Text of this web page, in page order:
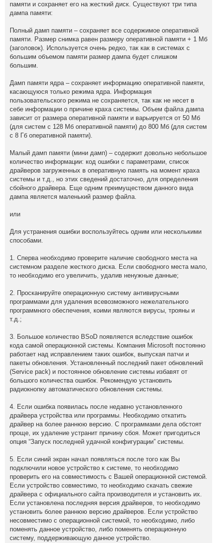
памяти и сохраняет его на жесткий диск. Существуют три типа
дампа памяти:
Полный дамп памяти – сохраняет все содержимое оперативной
памяти. Размер снимка равен размеру оперативной памяти + 1 Мб
(заголовок). Используется очень редко, так как в системах с
большим объемом памяти размер дампа будет слишком
большим.
Дамп памяти ядра – сохраняет информацию оперативной памяти,
касающуюся только режима ядра. Информация
пользовательского режима не сохраняется, так как не несет в
себе информации о причине краха системы. Объем файла дампа
зависит от размера оперативной памяти и варьируется от 50 Мб
(для систем с 128 Мб оперативной памяти) до 800 Мб (для систем
с 8 Гб оперативной памяти).
Малый дамп памяти (мини дамп) – содержит довольно небольшое
количество информации: код ошибки с параметрами, список
драйверов загруженных в оперативную память на момент краха
системы и т.д., но этих сведений достаточно, для определения
сбойного драйвера. Еще одним преимуществом данного вида
дампа является маленький размер файла.
или
Для устранения ошибки воспользуйтесь одним или несколькими
способами.
1. Сперва необходимо проверите наличие свободного места на
системном разделе жесткого диска. Если свободного места мало,
то необходимо его увеличить, удалив ненужные данные;
2. Просканируйте операционную систему антивирусными
программами для удаления всевозможного нежелательного
программного обеспечения, коими являются вирусы, трояны и
т.д.;
3. Большое количество BSoD появляется вследствие ошибок
кода самой операционной системы. Компания Microsoft постоянно
работает над исправлением таких ошибок, выпуская патчи и
пакеты обновления. Установленный последний пакет обновлений
(Service pack) и постоянное обновление системы избавят от
большого количества ошибок. Рекомендую установить
радиокнопку автоматического обновления системы.
4. Если ошибка появилась после недавно установленного
драйвера устройства или программы. Необходимо откатить
драйвер на более раннюю версию. С программами дела обстоят
проще, их удаление устранит причину сбоя. Может пригодиться
опция “Запуск последней удачной конфигурации” системы.
5. Если синий экран начал появляться после того как Вы
подключили новое устройство к системе, то необходимо
проверить его на совместимость с Вашей операционной системой.
Если устройство совместимо, то необходимо скачать свежие
драйвера с официального сайта производителя и установить их.
Если установлена последняя версия драйверов, то необходимо
установить более раннюю версию драйверов. Если устройство
несовместимо с операционной системой, то необходимо, либо
поменять данное устройство, либо поменять операционную
систему, поддерживающую данное устройство.